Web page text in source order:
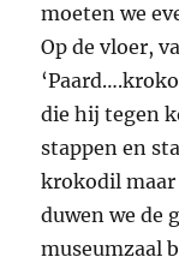
moeten we
Op de vloer,
die hij tegen
stappen en
krokodil maar
duwen we de
museumzaal